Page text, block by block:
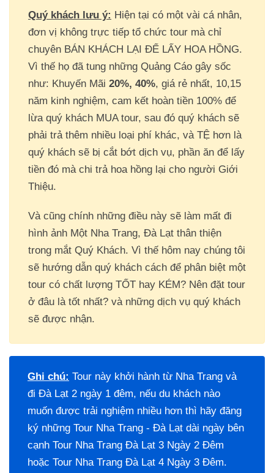
Quý khách lưu ý: Hiện tại có một vài cá nhân,
đơn vị không trực tiếp tổ chức tour mà chỉ
chuyên BÁN KHÁCH LẠI ĐỂ LẤY HOA HỒNG.
Vì thế họ đã tung những Quảng Cáo gây sốc
như: Khuyến Mãi 20%, 40%, giá rẻ nhất, 10,15
năm kinh nghiệm, cam kết hoàn tiền 100% để
lừa quý khách MUA tour, sau đó quý khách sẽ
phải trả thêm nhiều loại phí khác, và TỆ hơn là
quý khách sẽ bị cắt bớt dịch vụ, phần ăn để lấy
tiền đó mà chi trả hoa hồng lại cho người Giới
Thiệu.
Và cũng chính những điều này sẽ làm mất đi
hình ảnh Một Nha Trang, Đà Lạt thân thiện
trong mắt Quý Khách. Vì thế hôm nay chúng tôi
sẽ hướng dẫn quý khách cách để phân biệt một
tour có chất lượng TỐT hay KÉM? Nên đặt tour
ở đâu là tốt nhất? và những dịch vụ quý khách
sẽ được nhận.
Ghi chú: Tour này khởi hành từ Nha Trang và
đi Đà Lạt 2 ngày 1 đêm, nếu du khách nào
muốn được trải nghiệm nhiều hơn thì hãy đăng
ký những Tour Nha Trang - Đà Lạt dài ngày bên
cạnh Tour Nha Trang Đà Lạt 3 Ngày 2 Đêm
hoặc Tour Nha Trang Đà Lạt 4 Ngày 3 Đêm.